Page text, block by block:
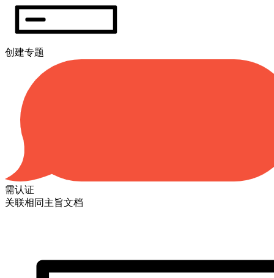
创建专题
需认证
关联相同主旨文档